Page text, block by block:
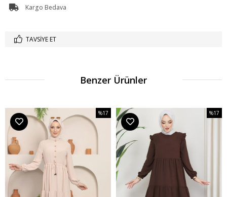
Kargo Bedava
TAVSIYE ET
Benzer Ürünler
%17
%17İndirim
%17